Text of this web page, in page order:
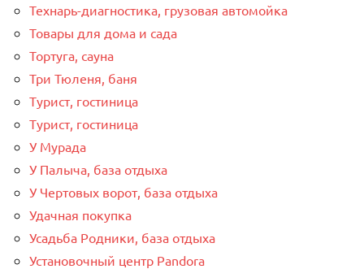
Технарь-диагностика, грузовая автомойка
Товары для дома и сада
Тортуга, сауна
Три Тюленя, баня
Турист, гостиница
Турист, гостиница
У Мурада
У Палыча, база отдыха
У Чертовых ворот, база отдыха
Удачная покупка
Усадьба Родники, база отдыха
Установочный центр Pandora